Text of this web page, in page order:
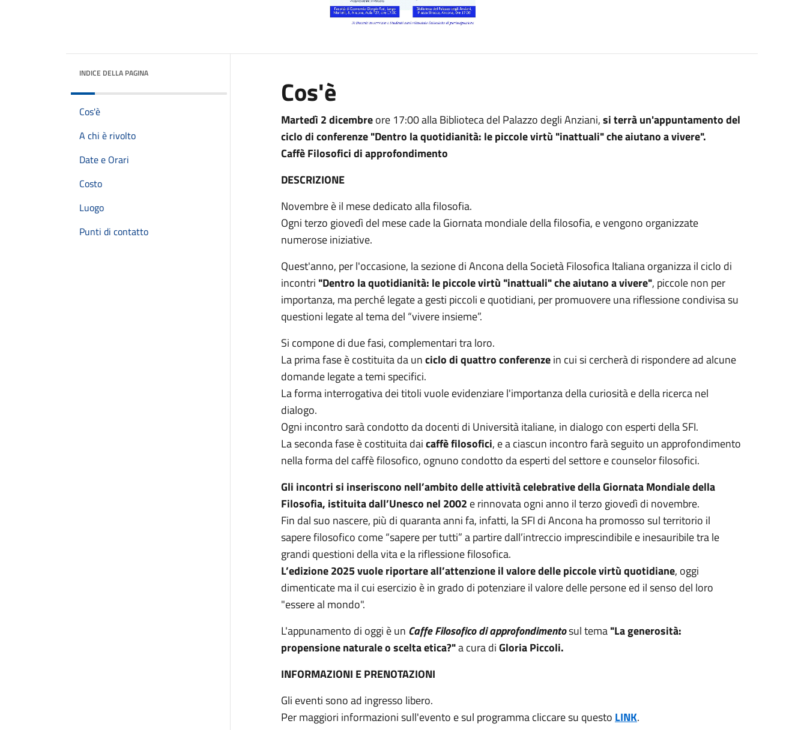
INDICE DELLA PAGINA
Cos'è
A chi è rivolto
Date e Orari
Costo
Luogo
Punti di contatto
Cos'è
Martedì 2 dicembreore 17:00 alla Biblioteca del Palazzo degli Anziani,si terrà un'appuntamento del
ciclo di conferenze "Dentro la quotidianità: le piccole virtù "inattuali" che aiutano a vivere".
Caffè Filosofici di approfondimento
DESCRIZIONE
Novembre è il mese dedicato alla filosofia.
Ogni terzo giovedì del mese cade la Giornata mondiale della filosofia, e vengono organizzate
numerose iniziative.
Quest'anno, per l'occasione, la sezione di Ancona della Società Filosofica Italiana organizza il ciclo di
incontri "Dentro la quotidianità: le piccole virtù "inattuali" che aiutano a vivere", piccole non per
importanza, ma perché legate a gesti piccoli e quotidiani, per promuovere una riflessione condivisa su
questioni legate al tema del “vivere insieme”.
Si compone di due fasi, complementari tra loro.
La prima fase è costituita da unciclo di quattro conferenzein cui si cercherà di rispondere ad alcune
domande legate a temi specifici.
La forma interrogativa dei titoli vuole evidenziare l'importanza della curiosità e della ricerca nel
dialogo.
Ogni incontro sarà condotto da docenti di Università italiane, in dialogo con esperti della SFI.
La seconda fase è costituita daicaffè filosofici, e a ciascun incontro farà seguito un approfondimento
nella forma del caffè filosofico, ognuno condotto da esperti del settore e counselor filosofici.
Gli incontri si inseriscono nell’ambito delle attività celebrative della Giornata Mondiale della
Filosofia, istituita dall’Unesco nel 2002 e rinnovata ogni anno il terzo giovedì di novembre.
Fin dal suo nascere, più di quaranta anni fa, infatti, la SFI di Ancona ha promosso sul territorio il
sapere filosofico come “sapere per tutti” a partire dall’intreccio imprescindibile e inesauribile tra le
grandi questioni della vita e la riflessione filosofica.
L’edizione 2025 vuole riportare all’attenzione il valore delle piccole virtù quotidiane, oggi
dimenticate ma il cui esercizio è in grado di potenziare il valore delle persone ed il senso del loro
"essere al mondo".
L'appunamento di oggi è un Caffe Filosofico di approfondimentosul tema"La generosità:
propensione naturale o scelta etica?"a cura diGloria Piccoli.
INFORMAZIONI E PRENOTAZIONI
Gli eventi sono ad ingresso libero.
Per maggiori informazioni sull'evento e sul programma cliccare su questo LINK.